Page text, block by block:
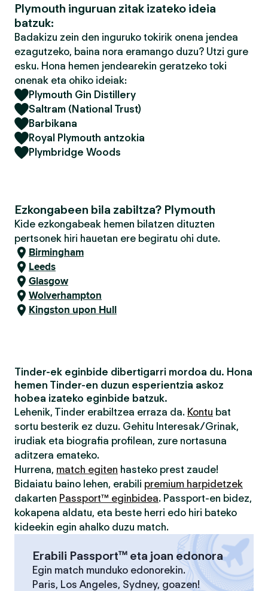
Plymouth inguruan zitak izateko ideia
batzuk:
Badakizu zein den inguruko tokirik onena jendea
ezagutzeko, baina nora eramango duzu? Utzi gure
esku. Hona hemen jendearekin geratzeko toki
onenak eta ohiko ideiak:
Plymouth Gin Distillery
Saltram (National Trust)
Barbikana
Royal Plymouth antzokia
Plymbridge Woods
Ezkongabeen bila zabiltza? Plymouth
Kide ezkongabeak hemen bilatzen dituzten
pertsonek hiri hauetan ere begiratu ohi dute.
Birmingham
Leeds
Glasgow
Wolverhampton
Kingston upon Hull
Tinder-ek eginbide dibertigarri mordoa du. Hona
hemen Tinder-en duzun esperientzia askoz
hobea izateko eginbide batzuk.
Lehenik, Tinder erabiltzea erraza da. Kontu bat
sortu besterik ez duzu. Gehitu Interesak/Grinak,
irudiak eta biografia profilean, zure nortasuna
aditzera emateko.
Hurrena, match egiten hasteko prest zaude!
Bidaiatu baino lehen, erabili premium harpidetzek
dakarten Passport™ eginbidea. Passport-en bidez,
kokapena aldatu, eta beste herri edo hiri bateko
kideekin egin ahalko duzu match.
Erabili Passport™ eta joan edonora
Egin match munduko edonorekin.
Paris, Los Angeles, Sydney, goazen!